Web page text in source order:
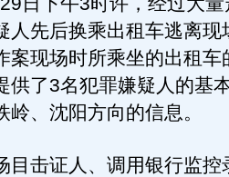
人先后换乘出租车逃离现
案现场时所乘坐的出租车
供了3名犯罪嫌疑人的基
、沈阳方向的信息。
击证人、调用银行监控